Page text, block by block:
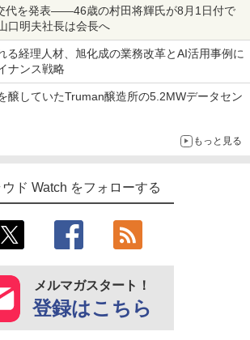
代を発表――46歳の村田将輝氏が8月1日付で
口明夫社長は会長へ
る経理人材、旭化成の業務改革とAI活用事例に
ナンス戦略
醸していたTruman醸造所の5.2MWデータセン
もっと見る
ウド Watch をフォローする
メルマガスタート！
登録はこちら